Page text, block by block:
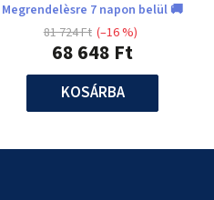
Megrendelèsre 7 napon belül 🚚
68 648 Ft
81 724 Ft (–16 %)
KOSÁRBA